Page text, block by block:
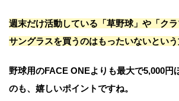
週末だけ活動している「草野球」や「ク
サングラスを買うのはもったいないという
野球用のFACE ONEよりも最大で5,000円
のも、嬉しいポイントですね。